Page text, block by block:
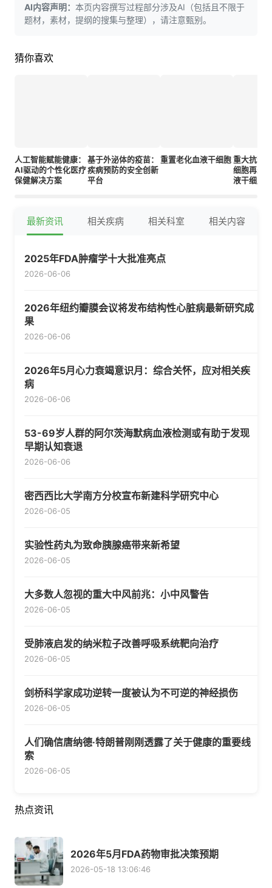
AI内容声明： 本页内容撰写过程部分涉及AI（包括且不限于
题材，素材，提纲的搜集与整理），请注意甄别。
猜你喜欢
人工智能赋能健康：
AI驱动的个性化医疗
保健解决方案
基于外泌体的疫苗：
疾病预防的安全创新
平台
重置老化血液干细胞 重大抗衰
细胞再生
液干细胞
最新资讯 相关疾病 相关科室 相关内容
2025年FDA肿瘤学十大批准亮点
2026-06-06
2026年纽约瓣膜会议将发布结构性心脏病最新研究成
果
2026-06-06
2026年5月心力衰竭意识月：综合关怀，应对相关疾
病
2026-06-06
53-69岁人群的阿尔茨海默病血液检测或有助于发现
早期认知衰退
2026-06-06
密西西比大学南方分校宣布新建科学研究中心
2026-06-05
实验性药丸为致命胰腺癌带来新希望
2026-06-05
大多数人忽视的重大中风前兆：小中风警告
2026-06-05
受肺液启发的纳米粒子改善呼吸系统靶向治疗
2026-06-05
剑桥科学家成功逆转一度被认为不可逆的神经损伤
2026-06-05
人们确信唐纳德·特朗普刚刚透露了关于健康的重要线
索
2026-06-05
热点资讯
2026年5月FDA药物审批决策预期
2026-05-18 13:06:46